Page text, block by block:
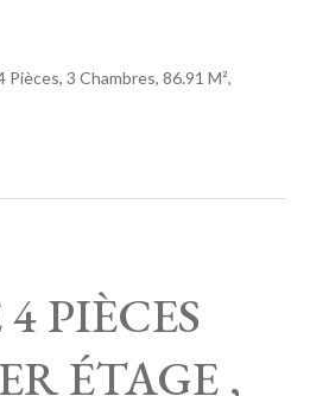
3 Chambres, 86.91 M²,
PIÈCES
ÉTAGE ,